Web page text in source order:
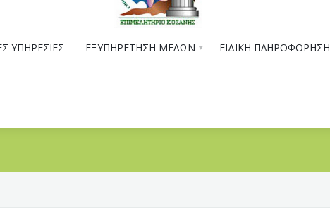
ΥΠΗΡΕΣΙΕΣ ΕΞΥΠΗΡΕΤΗΣΗ ΜΕΛΩΝ ΕΙΔΙΚΗ ΠΛΗΡΟΦΟΡΗΣΗ